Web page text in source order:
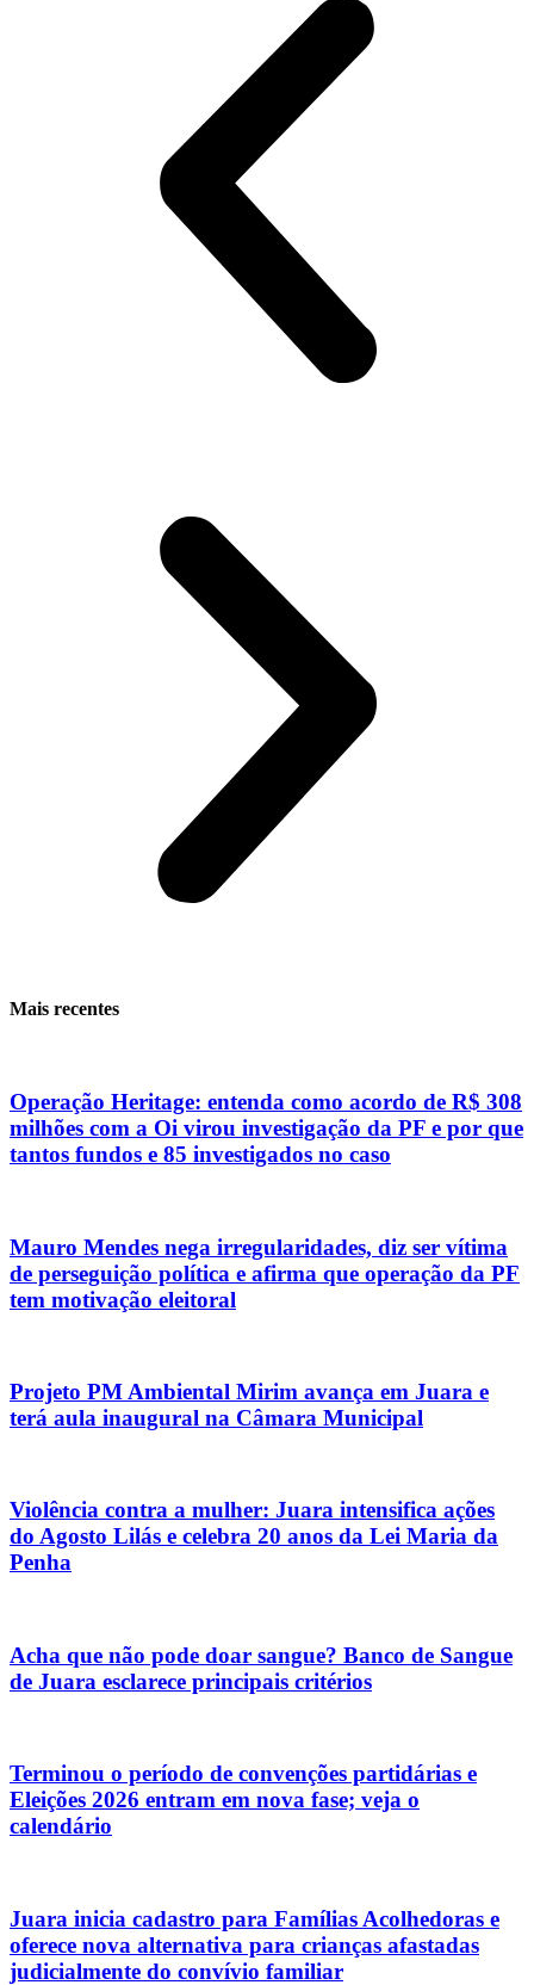
Mais recentes
Operação Heritage: entenda como acordo de R$ 308
milhões com a Oi virou investigação da PF e por que
tantos fundos e 85 investigados no caso
Mauro Mendes nega irregularidades, diz ser vítima
de perseguição política e afirma que operação da PF
tem motivação eleitoral
Projeto PM Ambiental Mirim avança em Juara e
terá aula inaugural na Câmara Municipal
Violência contra a mulher: Juara intensifica ações
do Agosto Lilás e celebra 20 anos da Lei Maria da
Penha
Acha que não pode doar sangue? Banco de Sangue
de Juara esclarece principais critérios
Terminou o período de convenções partidárias e
Eleições 2026 entram em nova fase; veja o
calendário
Juara inicia cadastro para Famílias Acolhedoras e
oferece nova alternativa para crianças afastadas
judicialmente do convívio familiar